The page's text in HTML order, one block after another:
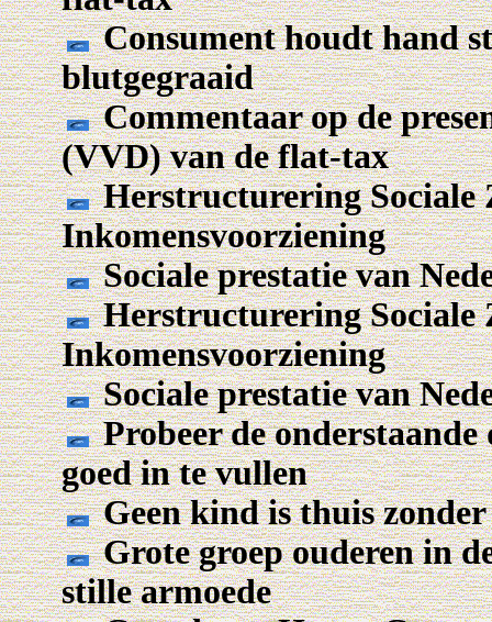
Consument houdt hand
blutgegraaid
Commentaar op de
(VVD) van de flat-tax
Herstructurering Sociale
Inkomensvoorziening
Sociale prestatie van
Herstructurering Sociale
Inkomensvoorziening
Sociale prestatie van
Probeer de onderstaande
goed in te vullen
Geen kind is thuis
Grote groep ouderen in
stille armoede